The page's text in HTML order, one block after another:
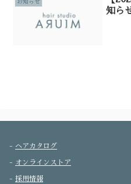
お知らせ
知ら
- ヘアカタログ
- オンラインストア
- 採用情報